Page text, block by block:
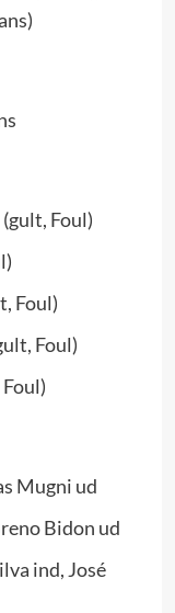
Foul)
Foul)
Foul)
Mugni ud
Bidon ud
ind, José